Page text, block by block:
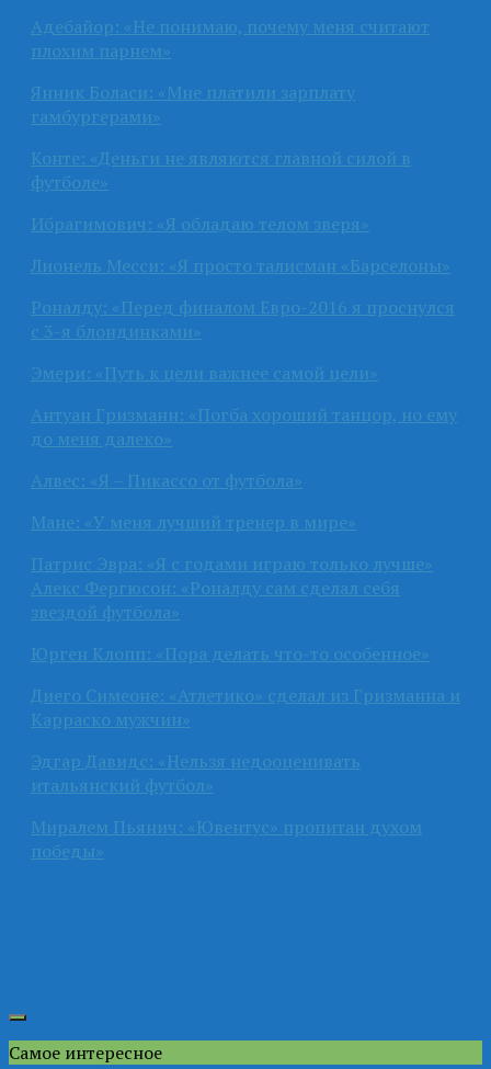
Адебайор: «Не понимаю, почему меня считают
плохим парнем»
Янник Боласи: «Мне платили зарплату
гамбургерами»
Конте: «Деньги не являются главной силой в
футболе»
Ибрагимович: «Я обладаю телом зверя»
Лионель Месси: «Я просто талисман «Барселоны»
Роналду: «Перед финалом Евро-2016 я проснулся
с 3-я блондинками»
Эмери: «Путь к цели важнее самой цели»
Антуан Гризманн: «Погба хороший танцор, но ему
до меня далеко»
Алвес: «Я – Пикассо от футбола»
Мане: «У меня лучший тренер в мире»
Патрис Эвра: «Я с годами играю только лучше»
Алекс Фергюсон: «Роналду сам сделал себя
звездой футбола»
Юрген Клопп: «Пора делать что-то особенное»
Диего Симеоне: «Атлетико» сделал из Гризманна и
Карраско мужчин»
Эдгар Давидс: «Нельзя недооценивать
итальянский футбол»
Миралем Пьянич: «Ювентус» пропитан духом
победы»
Самое интересное